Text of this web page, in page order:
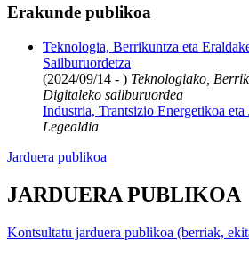
Erakunde publikoa
Teknologia, Berrikuntza eta
Sailburuordetza
(2024/09/14 - ) Teknologiako,
Digitaleko sailburuordea
Industria, Trantsizio Energetikoa eta
Legealdia
Jarduera publikoa
JARDUERA PUBLIKOA
Kontsultatu jarduera publikoa (berriak,